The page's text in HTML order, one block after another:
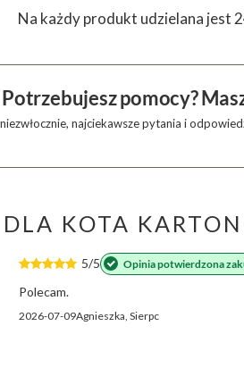
Na każdy produkt udzielana jest
Potrzebujesz pomocy?
najciekawsze pytania i
KOTA
5/5 Opinia potwierdzona
Polecam.
2026-07-09Agnieszka, Sierpc